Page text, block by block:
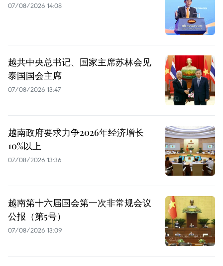
07/08/2026 14:08
越共中央总书记、国家主席苏林会见
泰国国会主席
07/08/2026 13:47
越南政府要求力争2026年经济增长
10%以上
07/08/2026 13:36
越南第十六届国会第一次非常规会议
公报（第5号）
07/08/2026 13:09